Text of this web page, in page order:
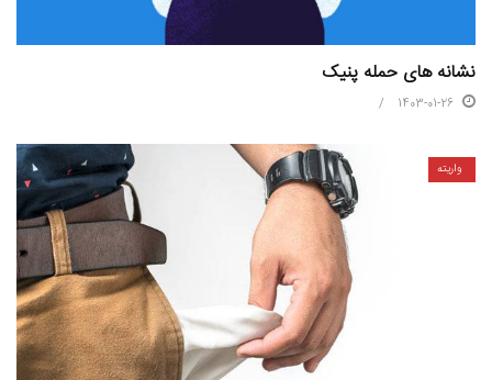
نشانه های حمله پنیک
1403-01-26
واریته